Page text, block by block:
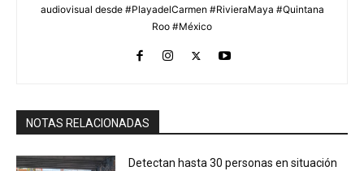
audiovisual desde #PlayadelCarmen #RivieraMaya #Quintana
Roo #México
NOTAS RELACIONADAS
Detectan hasta 30 personas en situación